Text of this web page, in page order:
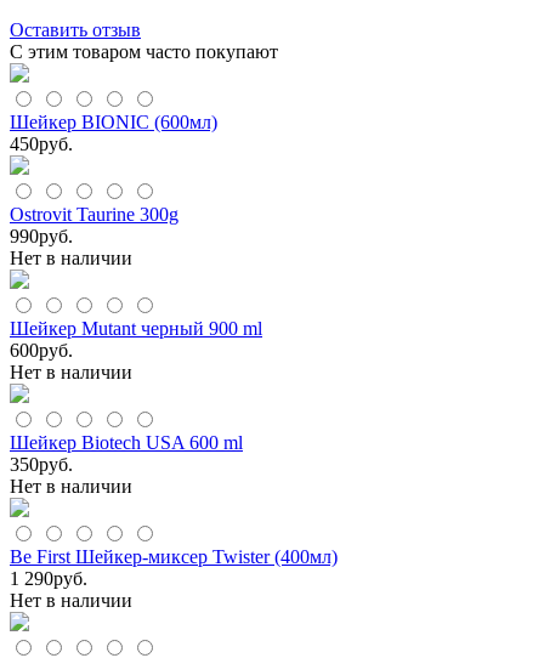
Оставить отзыв
С этим товаром часто покупают
Шейкер BIONIC (600мл)
450руб.
Ostrovit Taurine 300g
990руб.
Нет в наличии
Шейкер Mutant черный 900 ml
600руб.
Нет в наличии
Шейкер Biotech USA 600 ml
350руб.
Нет в наличии
Be First Шейкер-миксер Twister (400мл)
1 290руб.
Нет в наличии